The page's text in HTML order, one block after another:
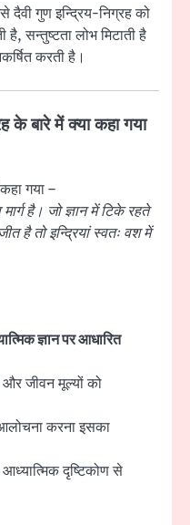
दैवी गुण इन्द्रिय-निग्रह को
सन्तुष्टता लोभ मिटाती है
करती है।
के बारे में क्या कहा गया
गया –
है। जो ज्ञान में टिके रहते
है तो इन्द्रियां स्वतः वश में
ज्ञान पर आधारित
जीवन मूल्यों को
करना इसका
दृष्टिकोण से